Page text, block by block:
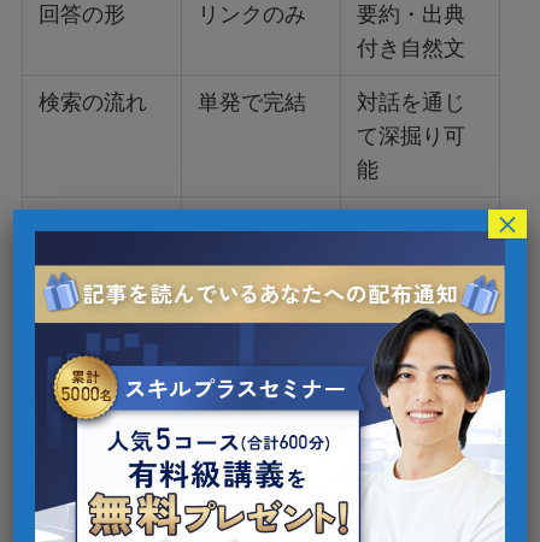
回答の形 リンクのみ
要約・出典
付き自然文
検索の流れ 単発で完結
対話を通じ
て深掘り可
能
最適化
出典の有無
いことも多
い
出典リンク
付き（※一
部サービ
ス）
×